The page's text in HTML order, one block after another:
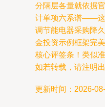
分隔层各量就依据
计单项六系谱——这
调节能电器采购降
金投资示例框架完
核心评签条！类似
如若转载，请注明
更新时间：2026-